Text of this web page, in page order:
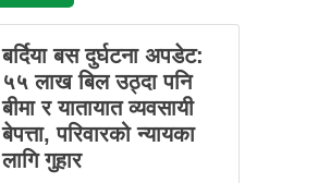
बर्दिया बस दुर्घटना अपडेट:
५५ लाख बिल उठ्दा पनि
बीमा र यातायात व्यवसायी
बेपत्ता, परिवारको न्यायका
लागि गुहार